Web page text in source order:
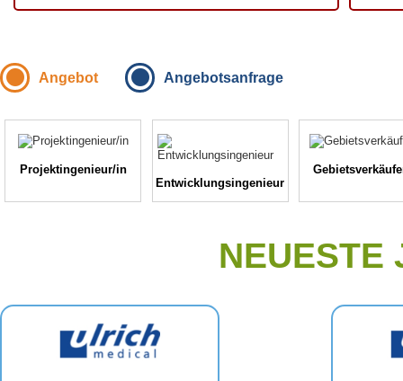
Angebot Angebotsanfrage
Projektingenieur/in
Entwicklungsingenieur
NEUESTE